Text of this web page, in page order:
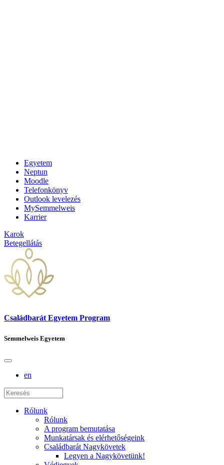
Egyetem
Neptun
Moodle
Telefonkönyv
Outlook levelezés
MySemmelweis
Karrier
Karok
Betegellátás
Családbarát Egyetem Program
Semmelweis Egyetem
en
Rólunk
Rólunk
A program bemutatása
Munkatársak és elérhetőségeink
Családbarát Nagykövetek
Legyen a Nagykövetünk!